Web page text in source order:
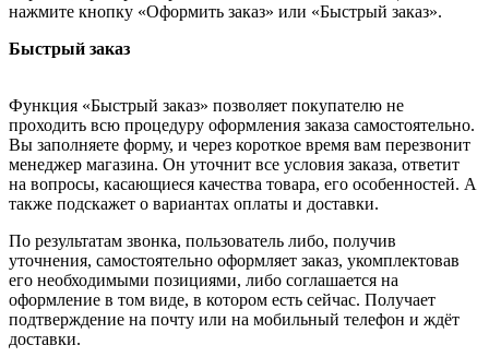
нажмите кнопку «Оформить заказ» или «Быстрый заказ».
Быстрый заказ
Функция «Быстрый заказ» позволяет покупателю не
проходить всю процедуру оформления заказа самостоятельно.
Вы заполняете форму, и через короткое время вам перезвонит
менеджер магазина. Он уточнит все условия заказа, ответит
на вопросы, касающиеся качества товара, его особенностей. А
также подскажет о вариантах оплаты и доставки.
По результатам звонка, пользователь либо, получив
уточнения, самостоятельно оформляет заказ, укомплектовав
его необходимыми позициями, либо соглашается на
оформление в том виде, в котором есть сейчас. Получает
подтверждение на почту или на мобильный телефон и ждёт
доставки.